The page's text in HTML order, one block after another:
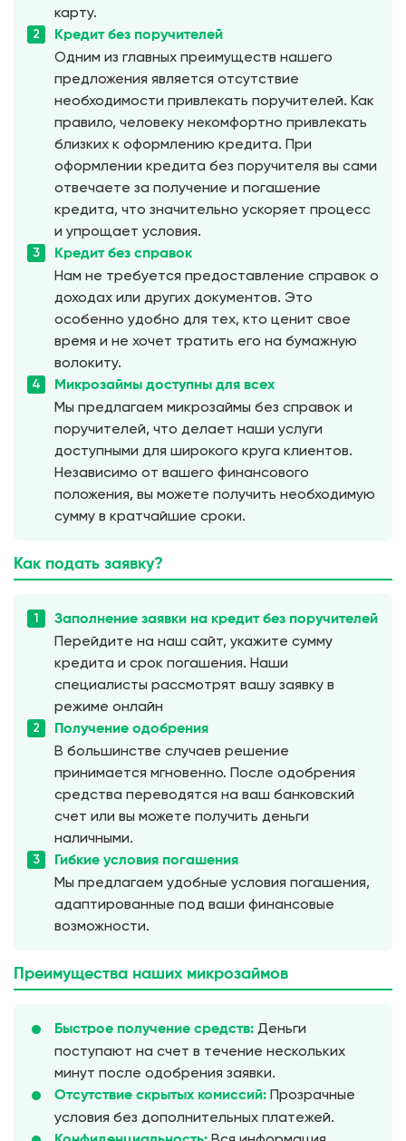
карту.
Кредит без поручителей
Одним из главных преимуществ нашего
предложения является отсутствие
необходимости привлекать поручителей. Как
правило, человеку некомфортно привлекать
близких к оформлению кредита. При
оформлении кредита без поручителя вы сами
отвечаете за получение и погашение
кредита, что значительно ускоряет процесс
и упрощает условия.
Кредит без справок
Нам не требуется предоставление справок о
доходах или других документов. Это
особенно удобно для тех, кто ценит свое
время и не хочет тратить его на бумажную
волокиту.
Микрозаймы доступны для всех
Мы предлагаем микрозаймы без справок и
поручителей, что делает наши услуги
доступными для широкого круга клиентов.
Независимо от вашего финансового
положения, вы можете получить необходимую
сумму в кратчайшие сроки.
Как подать заявку?
Заполнение заявки на кредит без поручителей
Перейдите на наш сайт, укажите сумму
кредита и срок погашения. Наши
специалисты рассмотрят вашу заявку в
режиме онлайн
Получение одобрения
В большинстве случаев решение
принимается мгновенно. После одобрения
средства переводятся на ваш банковский
счет или вы можете получить деньги
наличными.
Гибкие условия погашения
Мы предлагаем удобные условия погашения,
адаптированные под ваши финансовые
возможности.
Преимущества наших микрозаймов
Быстрое получение средств: Деньги
поступают на счет в течение нескольких
минут после одобрения заявки.
Отсутствие скрытых комиссий: Прозрачные
условия без дополнительных платежей.